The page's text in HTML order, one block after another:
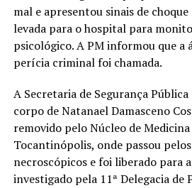
mal e apresentou sinais de
levada para o hospital para
psicológico. A PM informou que a
perícia criminal foi chamada.
A Secretaria de Segurança
corpo de Natanael Damasceno
removido pelo Núcleo de Medicina
Tocantinópolis, onde passou
necroscópicos e foi liberado para
investigado pela 11ª Delegacia de